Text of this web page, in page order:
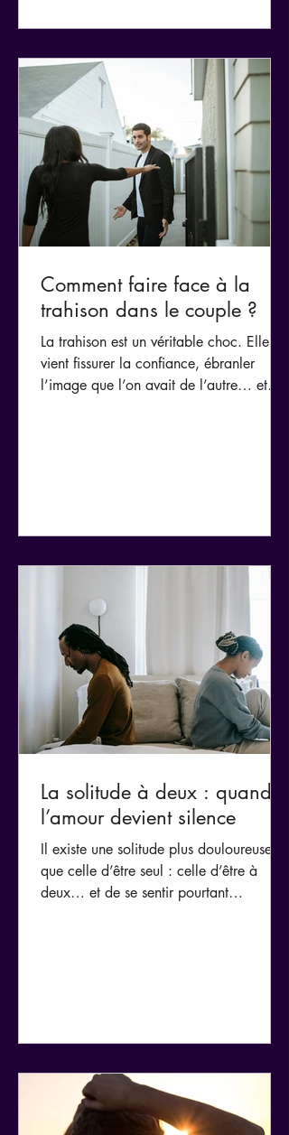
Comment faire face à la
trahison dans le couple ?
La trahison est un véritable choc. Elle
vient fissurer la confiance, ébranler
l’image que l’on avait de l’autre… et
La solitude à deux : quand
l’amour devient silence
Il existe une solitude plus douloureuse
que celle d’être seul : celle d’être à
deux… et de se sentir pourtant